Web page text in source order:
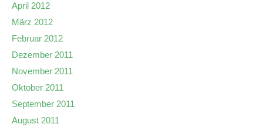
April 2012
März 2012
Februar 2012
Dezember 2011
November 2011
Oktober 2011
September 2011
August 2011